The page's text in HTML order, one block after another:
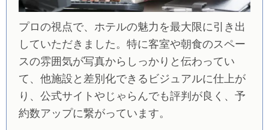
プロの視点で、ホテルの魅力を最大限に引き出
していただきました。特に客室や朝食のスペー
スの雰囲気が写真からしっかりと伝わってい
て、他施設と差別化できるビジュアルに仕上が
り、公式サイトやじゃらんでも評判が良く、予
約数アップに繋がっています。